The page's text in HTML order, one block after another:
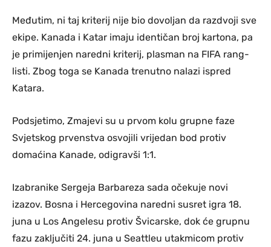
Međutim, ni taj kriterij nije bio dovoljan da razdvoji sve
ekipe. Kanada i Katar imaju identičan broj kartona, pa
je primijenjen naredni kriterij, plasman na FIFA rang-
listi. Zbog toga se Kanada trenutno nalazi ispred
Katara.
Podsjetimo, Zmajevi su u prvom kolu grupne faze
Svjetskog prvenstva osvojili vrijedan bod protiv
domaćina Kanade, odigravši 1:1.
Izabranike Sergeja Barbareza sada očekuje novi
izazov. Bosna i Hercegovina naredni susret igra 18.
juna u Los Angelesu protiv Švicarske, dok će grupnu
fazu zaključiti 24. juna u Seattleu utakmicom protiv